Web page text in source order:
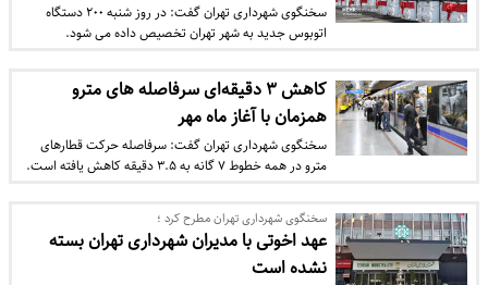
سخنگوی شهرداری تهران گفت: در روز شنبه ۲۰۰ دستگاه
اتوبوس جدید به شهر تهران تخصیص داده می شود.
کاهش ۳ دقیقه‌ای سرفاصله های مترو
همزمان با آغاز ماه مهر
سخنگوی شهرداری تهران گفت: سرفاصله حرکت قطارهای
مترو در همه خطوط ۷ گانه به ۳.۵ دقیقه کاهش یافته است.
سخنگوی شهرداری تهران مطرح کرد ؛
عهد اخوتی با مدیران شهرداری تهران بسته
نشده است